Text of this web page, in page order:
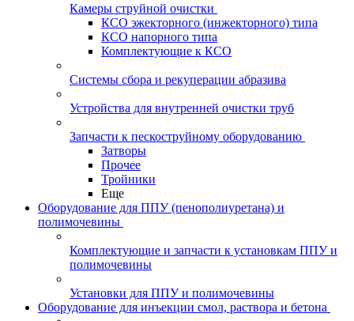
Камеры струйной очистки
КСО эжекторного (инжекторного) типа
КСО напорного типа
Комплектующие к КСО
Системы сбора и рекуперации абразива
Устройства для внутренней очистки труб
Запчасти к пескоструйному оборудованию
Затворы
Прочее
Тройники
Еще
Оборудование для ППУ (пенополиуретана) и
полимочевины
Комплектующие и запчасти к установкам ППУ и
полимочевины
Установки для ППУ и полимочевины
Оборудование для инъекции смол, раствора и бетона